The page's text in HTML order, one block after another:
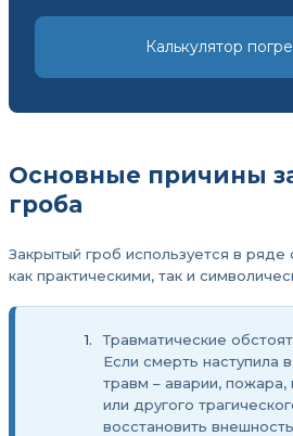
Калькулятор
Основные причины
гроба
Закрытый гроб используется в ряде
как практическими, так и
Травматические
Если смерть наступила
травм – аварии, пожара,
или другого
восстановить